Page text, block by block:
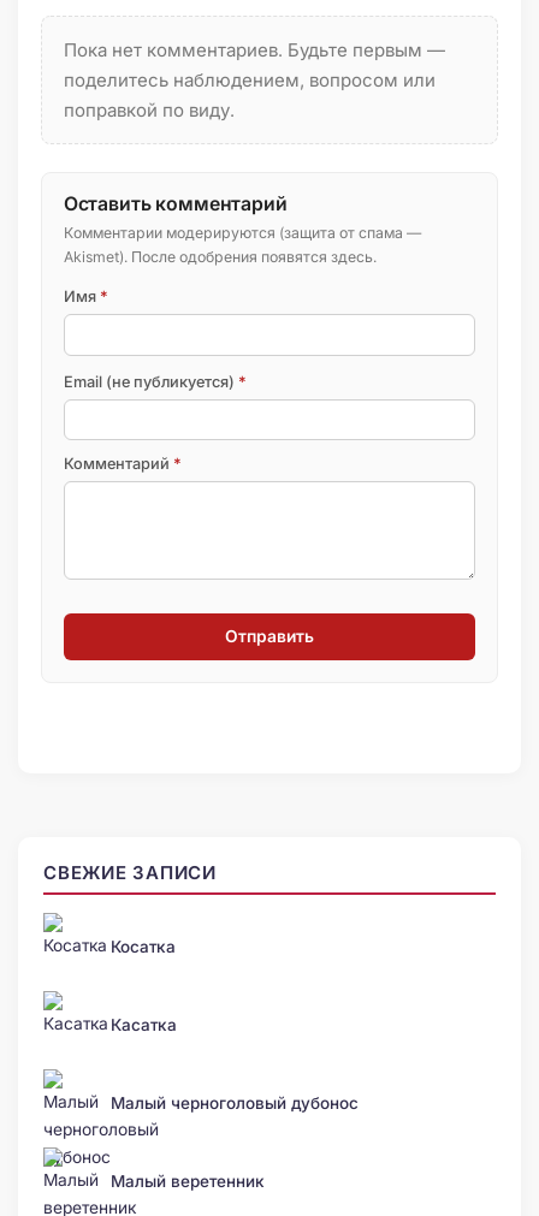
Пока нет комментариев. Будьте первым —
поделитесь наблюдением, вопросом или
поправкой по виду.
Оставить комментарий
Комментарии модерируются (защита от спама —
Akismet). После одобрения появятся здесь.
Имя *
Email (не публикуется) *
Комментарий *
Отправить
СВЕЖИЕ ЗАПИСИ
Косатка
Касатка
Малый черноголовый дубонос
Малый веретенник